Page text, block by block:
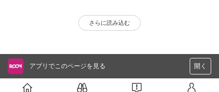
さらに読み込む
アプリでこのページを見る 開く